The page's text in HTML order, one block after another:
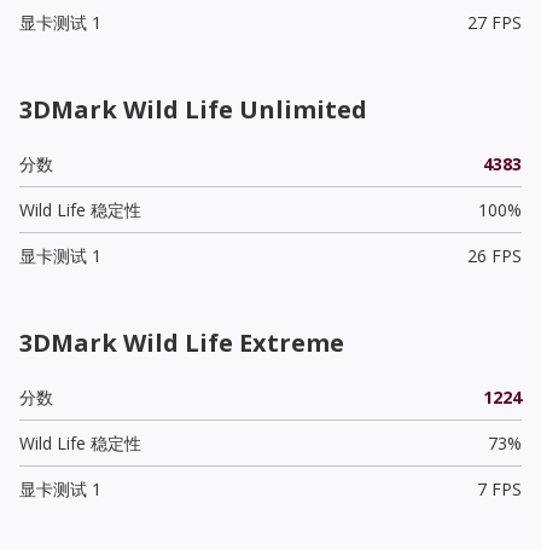
显卡测试 1
27 FPS
3DMark Wild Life Unlimited
分数
4383
Wild Life 稳定性
100%
显卡测试 1
26 FPS
3DMark Wild Life Extreme
分数
1224
Wild Life 稳定性
73%
显卡测试 1
7 FPS